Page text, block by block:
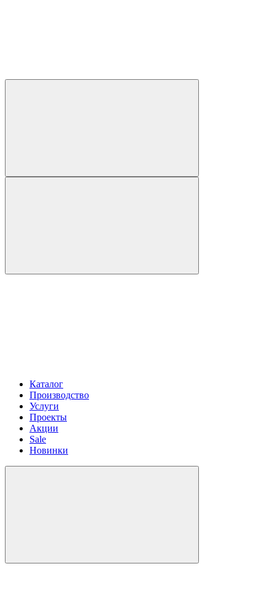
Каталог
Производство
Услуги
Проекты
Акции
Sale
Новинки